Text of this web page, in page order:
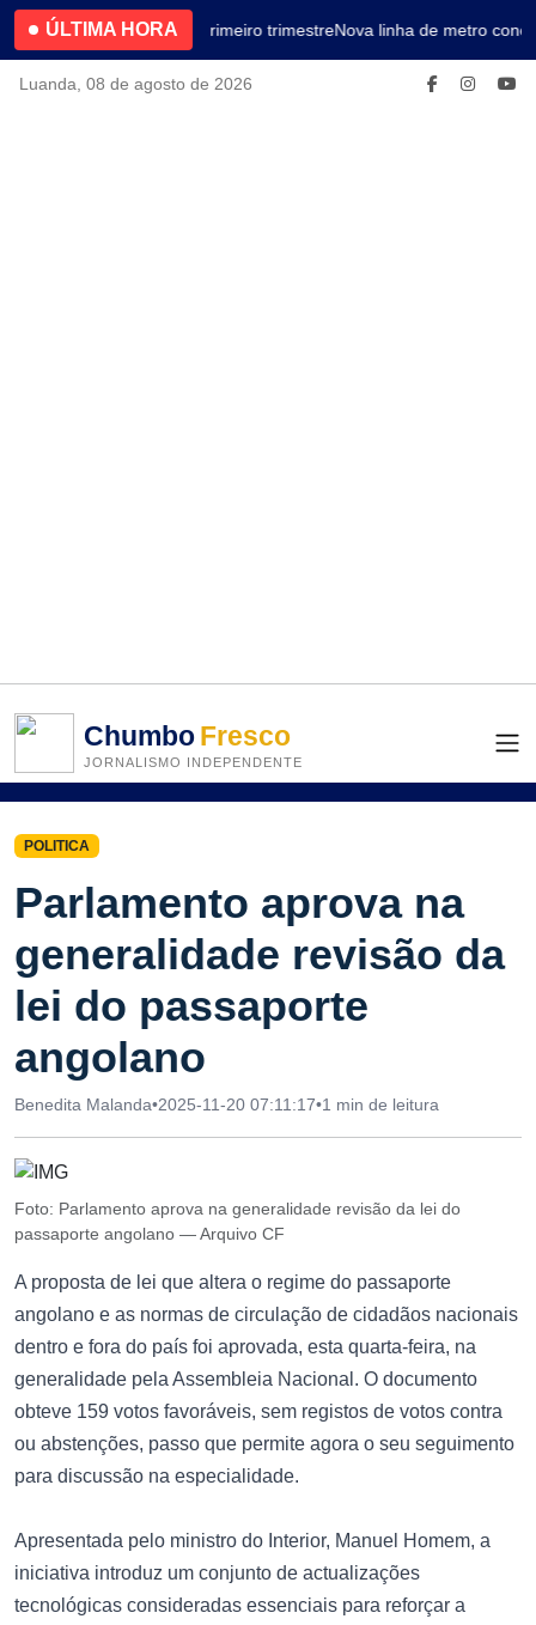
ÚLTIMA HORA4.2% no primeiro trimestreNova linha de metro
Luanda, 08 de agosto de 2026
ChumboFresco
JORNALISMO INDEPENDENTE
POLITICA
Parlamento aprova na
generalidade revisão da
lei do passaporte
angolano
Benedita Malanda•2025-11-20 07:11:17•1 min de leitura
Foto: Parlamento aprova na generalidade revisão da lei do
passaporte angolano — Arquivo CF
A proposta de lei que altera o regime do passaporte
angolano e as normas de circulação de cidadãos nacionais
dentro e fora do país foi aprovada, esta quarta-feira, na
generalidade pela Assembleia Nacional. O documento
obteve 159 votos favoráveis, sem registos de votos contra
ou abstenções, passo que permite agora o seu seguimento
para discussão na especialidade.
Apresentada pelo ministro do Interior, Manuel Homem, a
iniciativa introduz um conjunto de actualizações
tecnológicas consideradas essenciais para reforçar a